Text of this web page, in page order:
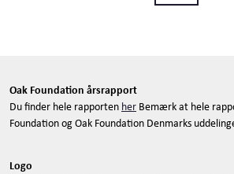
Oak Foundation årsrapport
Du finder hele rapporten her Bemærk at hele
Foundation og Oak Foundation Denmarks
Logo